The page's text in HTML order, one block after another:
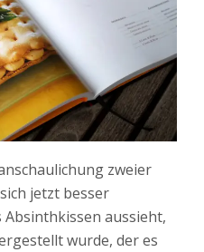
zweier
jetzt besser
aussieht,
wurde, der es